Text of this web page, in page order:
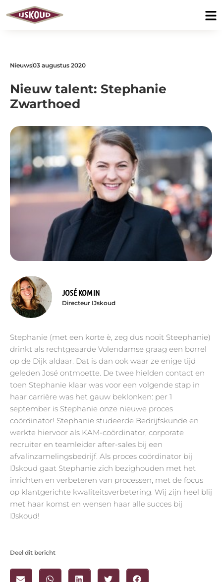
Nieuws03 augustus 2020
Nieuw talent: Stephanie
Zwarthoed
JOSÉ KOMIN
Directeur IJskoud
Stephanie (met een korte è, zeg dus nooit Steephanie)
drinkt als rechtgeaarde Volendamse graag een borrel
op de Dijk aldaar. Dat is dan ook waar ze enige tijd
geleden José ontmoette. De twee hielden contact en
toen Stephanie klaar was voor een volgende stap in
haar carrière was het gauw beklonken: per 1
september is Stephanie onze nieuwe proces
coördinator! Stephanie studeerde Bedrijfskunde en
werkte hiervoor als KAM-coördinator, corporate
recruiter en teamleider after-sales bij een
afvalinzamelingsbedrijf. Als proces coördinator bij
IJskoud gaat Stephanie zich bezighouden met het
inrichten en verbeteren van processen, met de focus
op klantgerichte kwaliteitsverbetering. Wij zijn heel blij
met haar komst en wensen haar alle succes bij
IJskoud!
Deel dit bericht